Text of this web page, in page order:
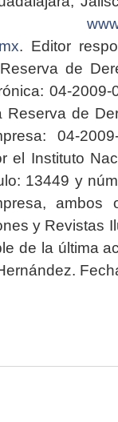
. Editor
de
04-2009-
Reserva de
04-2009-
el Instituto
13449 y
ambos
y Revistas
de la última